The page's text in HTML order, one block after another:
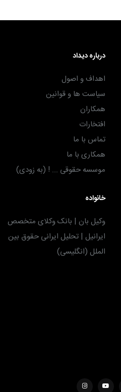
درباره دیداد
اهداف و اصول
سیاست ها و قوانین
همکاران
افتخارات
تماس با ما
همکاری با ما
موسسه حقوقی ... ! (به زودی)
خانواده
وکیل بان | بانک وکلای متخصص
ایرانیل | تحلیل ایرانی حقوق بین
الملل (انگلیسی)